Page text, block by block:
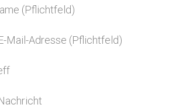
(Pflichtfeld)
Mail-Adresse (Pflichtfeld)